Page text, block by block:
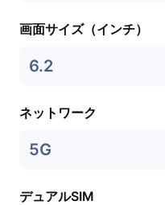
画面サイズ（インチ）
6.2
ネットワーク
5G
デュアルSIM